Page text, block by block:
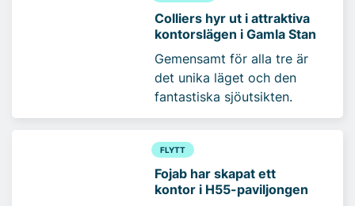
Colliers hyr ut i attraktiva
kontorslägen i Gamla Stan
Gemensamt för alla tre är
det unika läget och den
fantastiska sjöutsikten.
FLYTT
Fojab har skapat ett
kontor i H55-paviljongen